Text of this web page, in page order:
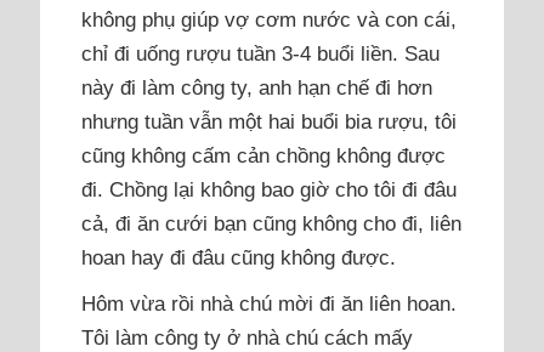
không phụ giúp vợ cơm nước và con cái,
chỉ đi uống rượu tuần 3-4 buổi liền. Sau
này đi làm công ty, anh hạn chế đi hơn
nhưng tuần vẫn một hai buổi bia rượu, tôi
cũng không cấm cản chồng không được
đi. Chồng lại không bao giờ cho tôi đi đâu
cả, đi ăn cưới bạn cũng không cho đi, liên
hoan hay đi đâu cũng không được.
Hôm vừa rồi nhà chú mời đi ăn liên hoan.
Tôi làm công ty ở nhà chú cách mấy